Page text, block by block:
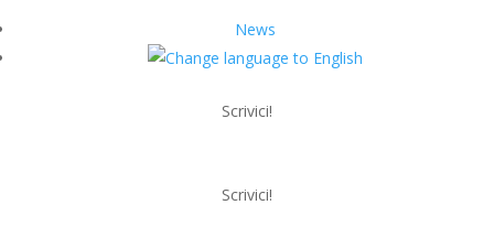
News
Scrivici!
Scrivici!